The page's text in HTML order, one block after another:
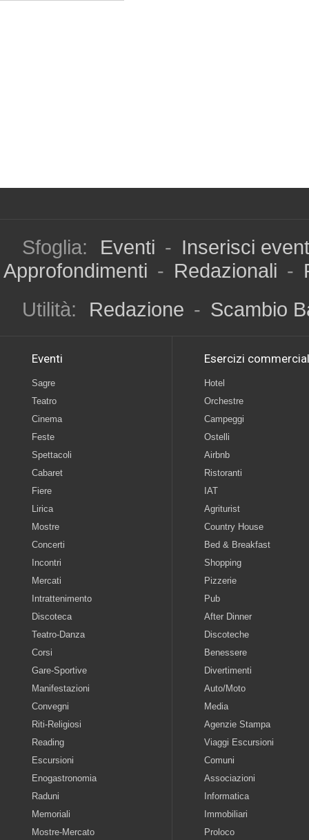
Sfoglia: Eventi - Inserisci
Approfondimenti - Redazionali -
Utilità:
Redazione - Scambio
Eventi
Sagre
Teatro
Cinema
Feste
Spettacoli
Cabaret
Fiere
Lirica
Mostre
Concerti
Incontri
Mercati
Intrattenimento
Discoteca
Teatro-Danza
Corsi
Gare-Sportive
Manifestazioni
Convegni
Riti-Religiosi
Reading
Escursioni
Enogastronomia
Raduni
Memoriali
Mostre-Mercato
Esercizi
Hotel
Orchestre
Campeggi
Ostelli
Airbnb
Ristoranti
IAT
Agriturist
Country House
Bed & Breakfast
Shopping
Pizzerie
Pub
After Dinner
Discoteche
Benessere
Divertimenti
Auto/Moto
Media
Agenzie Stampa
Viaggi Escursioni
Comuni
Associazioni
Informatica
Immobiliari
Proloco